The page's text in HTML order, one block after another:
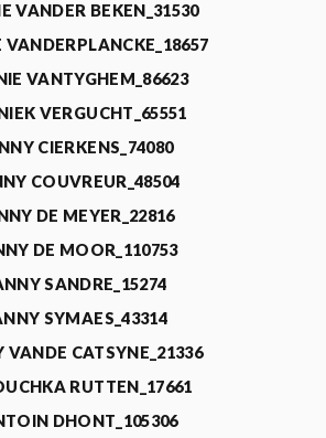
VANDER BEKEN_31530
VANDERPLANCKE_18657
VANTYGHEM_86623
VERGUCHT_65551
CIERKENS_74080
COUVREUR_48504
DE MEYER_22816
DE MOOR_110753
SANDRE_15274
SYMAES_43314
VANDE CATSYNE_21336
RUTTEN_17661
DHONT_105306